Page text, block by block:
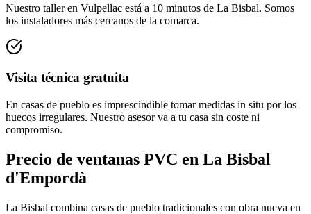
Nuestro taller en Vulpellac está a 10 minutos de La Bisbal. Somos
los instaladores más cercanos de la comarca.
Visita técnica gratuita
En casas de pueblo es imprescindible tomar medidas in situ por los
huecos irregulares. Nuestro asesor va a tu casa sin coste ni
compromiso.
Precio de ventanas PVC en La Bisbal
d'Empordà
La Bisbal combina casas de pueblo tradicionales con obra nueva en